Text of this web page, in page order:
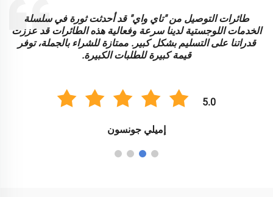
طائرات التوصيل من "تاي واي" قد أحدثت ثورة في سلسلة
الخدمات اللوجستية لدينا سرعة وفعالية هذه الطائرات قد عززت
قدراتنا على التسليم بشكل كبير. ممتازة للشراء بالجملة، توفر
قيمة كبيرة للطلبات الكبيرة.
5.0
إميلي جونسون